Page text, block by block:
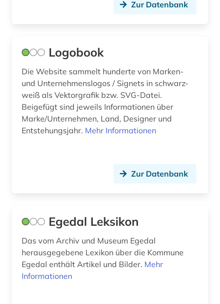
bildmaterial (1)
bildnis (8)
bildnisgrafik (1)
bildnismalerei (2)
bildpostkarte (4)
bildstock (2)
bildträger (1)
bildung (2)
Zur Datenbank
Logobook
Die Website sammelt hunderte von Marken-
und Unternehmenslogos / Signets in schwarz-
weiß als Vektorgrafik bzw. SVG-Datei.
Beigefügt sind jeweils Informationen über
Marke/Unternehmen, Land, Designer und
Entstehungsjahr. Mehr Informationen
Zur Datenbank
Egedal Leksikon
Das vom Archiv und Museum Egedal
herausgegebene Lexikon über die Kommune
Egedal enthält Artikel und Bilder. Mehr
Informationen